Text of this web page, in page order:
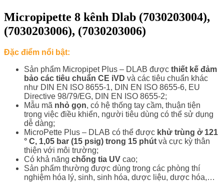
Micropipette 8 kênh Dlab (7030203004),
(7030203006), (7030203006)
Đặc điểm nổi bật:
Sản phẩm Micropipet Plus – DLAB được thiết kế đảm
bảo các tiêu chuẩn CE iVD và các tiêu chuẩn khác
như DIN EN ISO 8655-1, DIN EN ISO 8655-6, EU
Directive 98/79/EG, DIN EN ISO 8655-2;
Mẫu mã nhỏ gọn, có hệ thống tay cầm, thuận tiện
trong việc điều khiển, người tiêu dùng có thể sử dụng
dễ dàng;
MicroPette Plus – DLAB có thể được khử trùng ở 121
° C, 1,05 bar (15 psig) trong 15 phút và cực kỳ thân
thiện với môi trường;
Có khả năng chống tia UV cao;
Sản phẩm thường được dùng trong các phòng thí
nghiệm hóa lý, sinh, sinh hóa, dược liệu, dược hóa,…